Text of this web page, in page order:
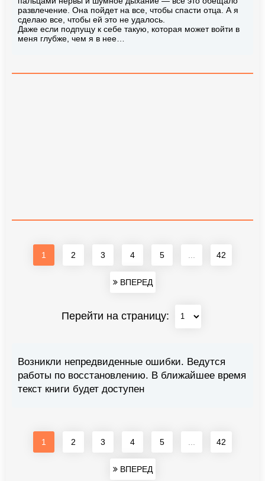
развлечение. Она пойдет на все, чтобы спасти отца. А я
сделаю все, чтобы ей это не удалось.
Даже если подпущу к себе такую, которая может войти в
меня глубже, чем я в нее…
1 2 3 4 5 42
ВПЕРЕД
Перейти на страницу:
Возникли непредвиденные ошибки. Ведутся
работы по восстановлению. В ближайшее время
текст книги будет доступен
1 2 3 4 5 42
ВПЕРЕД